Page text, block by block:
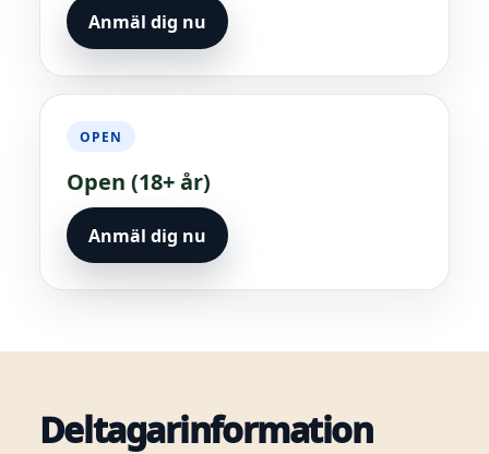
Anmäl dig nu
OPEN
Open (18+ år)
Anmäl dig nu
Deltagarinformation